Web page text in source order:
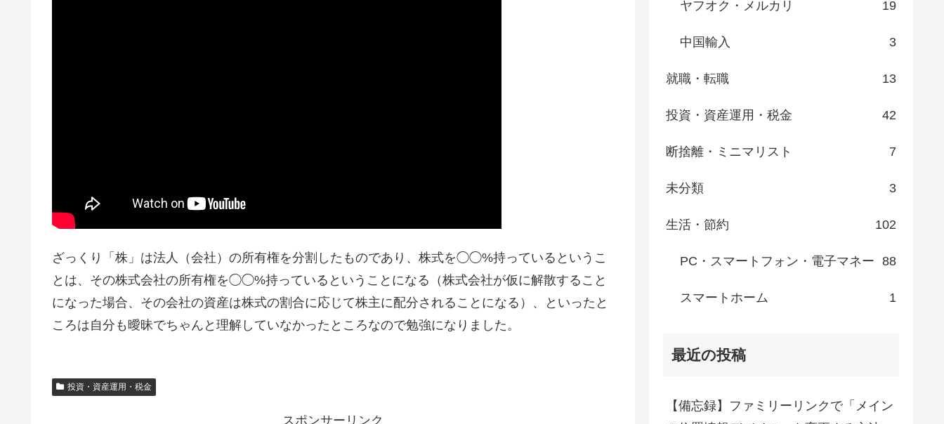
ざっくり「株」は法人（会社）の所有権を分割したものであり、株式を◯◯%持っているというこ
とは、その株式会社の所有権を◯◯%持っているということになる（株式会社が仮に解散すること
になった場合、その会社の資産は株式の割合に応じて株主に配分されることになる）、といったと
ころは自分も曖昧でちゃんと理解していなかったところなので勉強になりました。
投資・資産運用・税金
スポンサーリンク
ヤフオク・メルカリ 19
中国輸入 3
就職・転職 13
投資・資産運用・税金 42
断捨離・ミニマリスト 7
未分類 3
生活・節約 102
PC・スマートフォン・電子マネー 88
スマートホーム 1
最近の投稿
【備忘録】ファミリーリンクで「メイン